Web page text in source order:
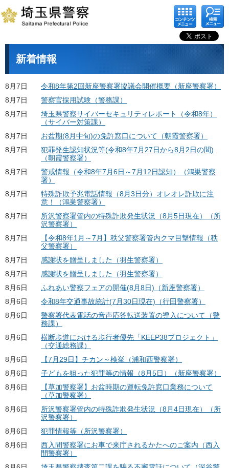
コンテ
ンツメ
ニュー
検索メ
ニュー
新着情報
8月7日
令和8年第2回新座警察署協議会開催概要（新座警察署）
8月7日
警察官採用試験（警務課）
8月7日
埼玉県警察サイバーセキュリティレポート（令和8年）
（サイバー対策課）
8月7日
お盆期(8月中旬)の免許窓口について（朝霞警察署）
8月7日
犯罪発生認知状況等(令和8年7月27日から8月2日の間)
（朝霞警察署）
8月7日
警戒情報（令和8年7月6日～7月12日認知）（鴻巣警察
署）
8月7日
特殊詐欺予兆電話情報（8月3日分）オレオレ詐欺に注
意！（鴻巣警察署）
8月7日
所沢警察署管内の特殊詐欺発生状況（8月5日現在）（所
沢警察署）
8月7日
【令和8年1月～7月】秩父警察署管内クマ目撃情報（秩
父警察署）
8月7日
感謝状を贈呈しました（羽生警察署）
8月7日
感謝状を贈呈しました（羽生警察署）
8月6日
ふれあい警察フェアの開催(8月8日)（新座警察署）
8月6日
令和8年交通事故統計(7月30日現在)（行田警察署）
8月6日
警察署代表電話の音声応答転送装置の導入について（警
務課）
8月6日
横断歩道における歩行者優先「KEEP38プロジェクト」
（交通総務課）
8月6日
【7月29日】チカン～検挙（浦和西警察署）
8月6日
子どもを狙った犯罪等の情報（8月5日）（新座警察署）
8月6日
【草加警察署】お盆時期の運転免許窓口業務について
（草加警察署）
8月6日
所沢警察署管内の特殊詐欺発生状況（8月4日現在）（所
沢警察署）
8月6日
犯罪情報等（所沢警察署）
8月6日
西入間警察署にお車で来庁されるかたへのご案内（西入
間警察署）